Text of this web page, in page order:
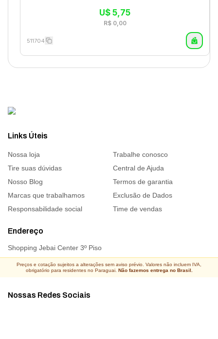
U$ 5,75
R$ 0,00
511704
Links Úteis
Nossa loja
Trabalhe conosco
Tire suas dúvidas
Central de Ajuda
Nosso Blog
Termos de garantia
Marcas que trabalhamos
Exclusão de Dados
Responsabilidade social
Time de vendas
Endereço
Shopping Jebai Center 3º Piso
Nossas Redes Sociais
Preços e cotação sujeitos a alterações sem aviso prévio. Valores não incluem IVA,
obrigatório para residentes no Paraguai. Não fazemos entrega no Brasil.